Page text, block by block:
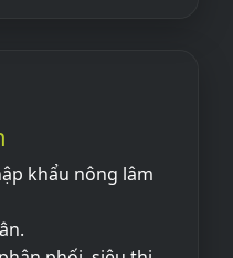
khẩu nông lâm